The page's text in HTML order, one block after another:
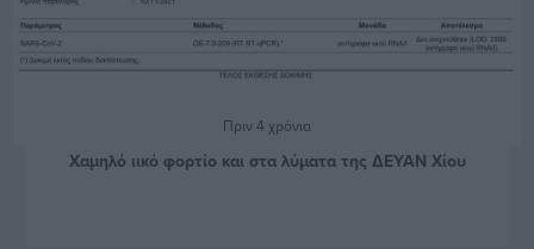
Πριν 4 χρόνια
Χαμηλό ιικό φορτίο και στα λύματα της ΔΕΥΑΝ Χίου